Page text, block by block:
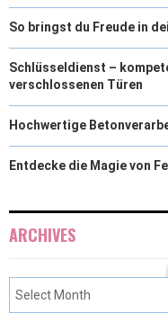
So bringst du Freude in
Schlüsseldienst –
verschlossenen Türen
Hochwertige
Entdecke die Magie von
ARCHIVES